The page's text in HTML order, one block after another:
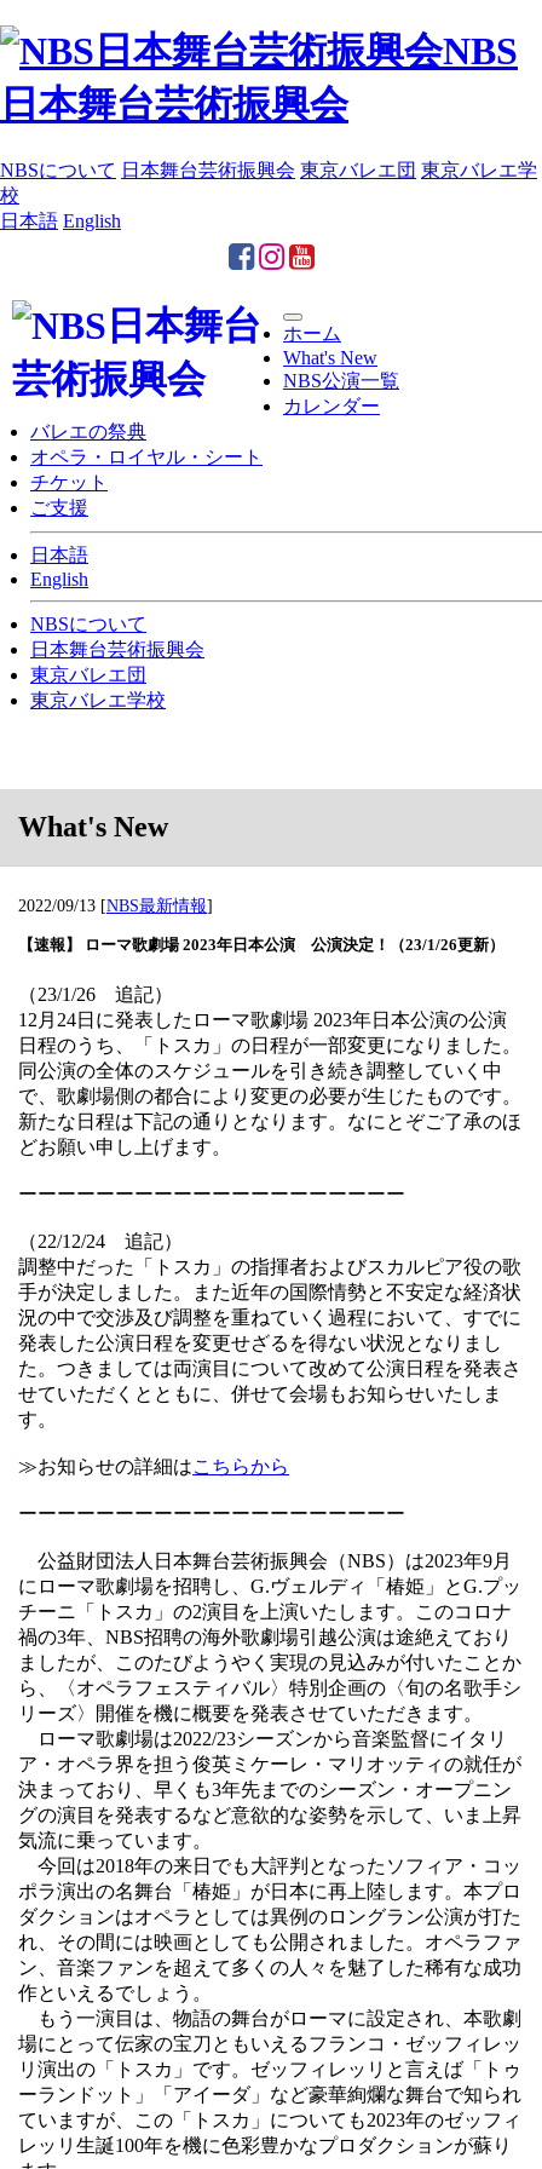
NBS
日本舞台芸術振興会
NBSについて 日本舞台芸術振興会 東京バレエ団 東京バレエ学
校
日本語 English
Toggle
navigation
ホーム
What's New
NBS公演一覧
カレンダー
バレエの祭典
オペラ・ロイヤル・シート
チケット
ご支援
日本語
English
NBSについて
日本舞台芸術振興会
東京バレエ団
東京バレエ学校
What's New
2022/09/13 [NBS最新情報]
【速報】 ローマ歌劇場 2023年日本公演 公演決定！（23/1/26更新）
（23/1/26 追記）
12月24日に発表したローマ歌劇場 2023年日本公演の公演
日程のうち、「トスカ」の日程が一部変更になりました。
同公演の全体のスケジュールを引き続き調整していく中
で、歌劇場側の都合により変更の必要が生じたものです。
新たな日程は下記の通りとなります。なにとぞご了承のほ
どお願い申し上げます。
ーーーーーーーーーーーーーーーーーーーー
（22/12/24 追記）
調整中だった「トスカ」の指揮者およびスカルピア役の歌
手が決定しました。また近年の国際情勢と不安定な経済状
況の中で交渉及び調整を重ねていく過程において、すでに
発表した公演日程を変更せざるを得ない状況となりまし
た。つきましては両演目について改めて公演日程を発表さ
せていただくとともに、併せて会場もお知らせいたしま
す。
≫お知らせの詳細はこちらから
ーーーーーーーーーーーーーーーーーーーー
公益財団法人日本舞台芸術振興会（NBS）は2023年9月
にローマ歌劇場を招聘し、G.ヴェルディ「椿姫」とG.プッ
チーニ「トスカ」の2演目を上演いたします。このコロナ
禍の3年、NBS招聘の海外歌劇場引越公演は途絶えており
ましたが、このたびようやく実現の見込みが付いたことか
ら、〈オペラフェスティバル〉特別企画の〈旬の名歌手シ
リーズ〉開催を機に概要を発表させていただきます。
ローマ歌劇場は2022/23シーズンから音楽監督にイタリ
ア・オペラ界を担う俊英ミケーレ・マリオッティの就任が
決まっており、早くも3年先までのシーズン・オープニン
グの演目を発表するなど意欲的な姿勢を示して、いま上昇
気流に乗っています。
今回は2018年の来日でも大評判となったソフィア・コッ
ポラ演出の名舞台「椿姫」が日本に再上陸します。本プロ
ダクションはオペラとしては異例のロングラン公演が打た
れ、その間には映画としても公開されました。オペラファ
ン、音楽ファンを超えて多くの人々を魅了した稀有な成功
作といえるでしょう。
もう一演目は、物語の舞台がローマに設定され、本歌劇
場にとって伝家の宝刀ともいえるフランコ・ゼッフィレッ
リ演出の「トスカ」です。ゼッフィレッリと言えば「トゥ
ーランドット」「アイーダ」など豪華絢爛な舞台で知られ
ていますが、この「トスカ」についても2023年のゼッフィ
レッリ生誕100年を機に色彩豊かなプロダクションが蘇り